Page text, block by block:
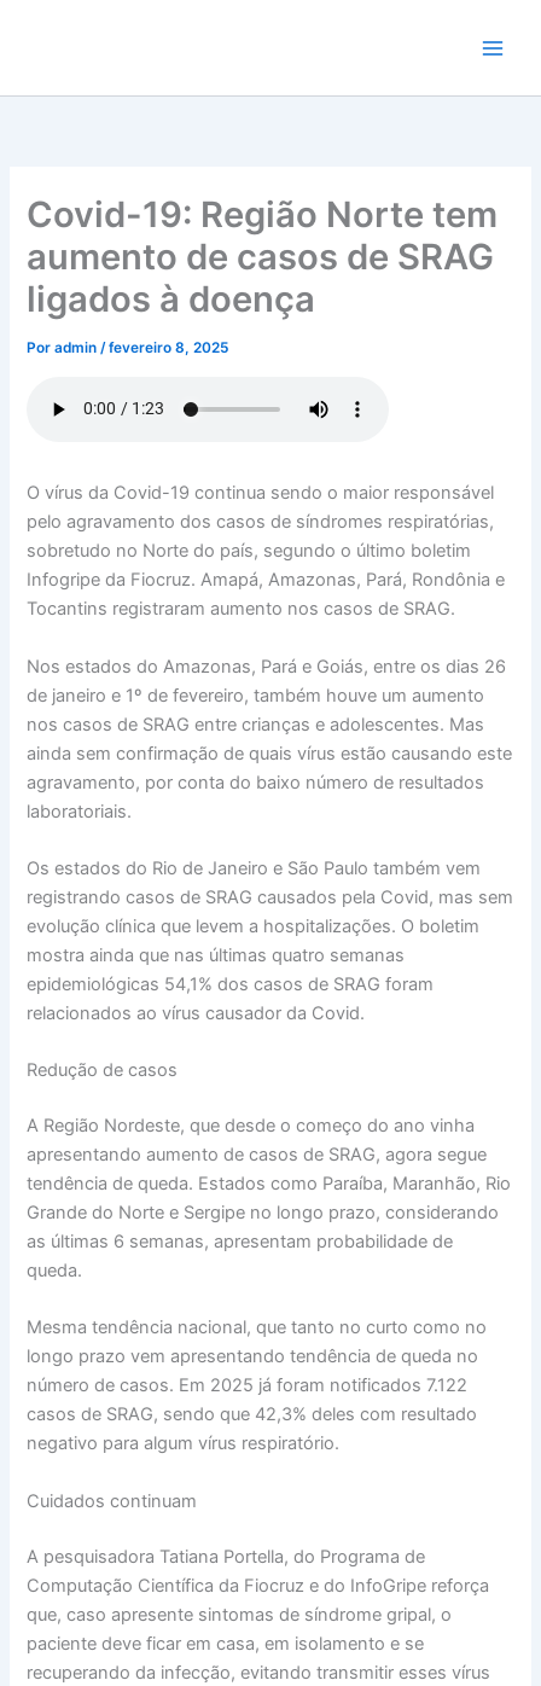
conteúdo
Covid-19: Região Norte tem
aumento de casos de SRAG
ligados à doença
Poradmin/fevereiro 8, 2025
O vírus da Covid-19 continua sendo o maior responsável
pelo agravamento dos casos de síndromes respiratórias,
sobretudo no Norte do país, segundo o último boletim
Infogripe da Fiocruz. Amapá, Amazonas, Pará, Rondônia e
Tocantins registraram aumento nos casos de SRAG.
Nos estados do Amazonas, Pará e Goiás, entre os dias 26
de janeiro e 1º de fevereiro, também houve um aumento
nos casos de SRAG entre crianças e adolescentes. Mas
ainda sem confirmação de quais vírus estão causando este
agravamento, por conta do baixo número de resultados
laboratoriais.
Os estados do Rio de Janeiro e São Paulo também vem
registrando casos de SRAG causados pela Covid, mas sem
evolução clínica que levem a hospitalizações. O boletim
mostra ainda que nas últimas quatro semanas
epidemiológicas 54,1% dos casos de SRAG foram
relacionados ao vírus causador da Covid.
Redução de casos
A Região Nordeste, que desde o começo do ano vinha
apresentando aumento de casos de SRAG, agora segue
tendência de queda. Estados como Paraíba, Maranhão, Rio
Grande do Norte e Sergipe no longo prazo, considerando
as últimas 6 semanas, apresentam probabilidade de
queda.
Mesma tendência nacional, que tanto no curto como no
longo prazo vem apresentando tendência de queda no
número de casos. Em 2025 já foram notificados 7.122
casos de SRAG, sendo que 42,3% deles com resultado
negativo para algum vírus respiratório.
Cuidados continuam
A pesquisadora Tatiana Portella, do Programa de
Computação Científica da Fiocruz e do InfoGripe reforça
que, caso apresente sintomas de síndrome gripal, o
paciente deve ficar em casa, em isolamento e se
recuperando da infecção, evitando transmitir esses vírus